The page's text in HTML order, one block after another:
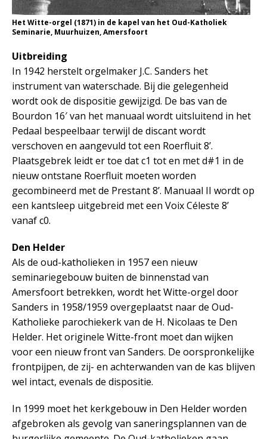
Het Witte-orgel (1871) in de kapel van het Oud-Katholiek
Seminarie, Muurhuizen, Amersfoort
Uitbreiding
In 1942 herstelt orgelmaker J.C. Sanders het
instrument van waterschade. Bij die gelegenheid
wordt ook de dispositie gewijzigd. De bas van de
Bourdon 16′ van het manuaal wordt uitsluitend in het
Pedaal bespeelbaar terwijl de discant wordt
verschoven en aangevuld tot een Roerfluit 8’.
Plaatsgebrek leidt er toe dat c1 tot en met d#1 in de
nieuw ontstane Roerfluit moeten worden
gecombineerd met de Prestant 8’. Manuaal II wordt op
een kantsleep uitgebreid met een Voix Céleste 8’
vanaf c0.
Den Helder
Als de oud-katholieken in 1957 een nieuw
seminariegebouw buiten de binnenstad van
Amersfoort betrekken, wordt het Witte-orgel door
Sanders in 1958/1959 overgeplaatst naar de Oud-
Katholieke parochiekerk van de H. Nicolaas te Den
Helder. Het originele Witte-front moet dan wijken
voor een nieuw front van Sanders. De oorspronkelijke
frontpijpen, de zij- en achterwanden van de kas blijven
wel intact, evenals de dispositie.
In 1999 moet het kerkgebouw in Den Helder worden
afgebroken als gevolg van saneringsplannen van de